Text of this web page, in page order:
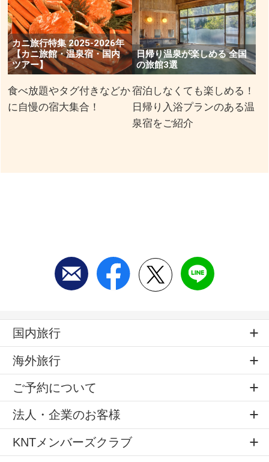
カニ旅行特集 2025-2026年
【カニ旅館・温泉宿・国内
ツアー】
食べ放題やタグ付きなどか
に自慢の宿大集合！
日帰り温泉が楽しめる 全国
の旅館3選
宿泊しなくても楽しめる！
日帰り入浴プランのある温
泉宿をご紹介
国内旅行
海外旅行
ご予約について
法人・企業のお客様
KNTメンバーズクラブ